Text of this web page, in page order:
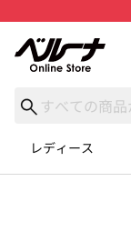
レディース